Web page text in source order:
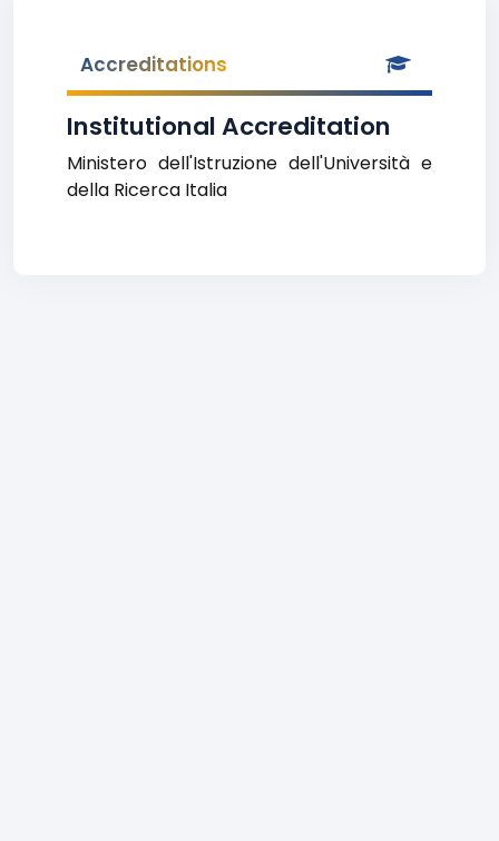
Accreditations
Institutional Accreditation
Ministero dell'Istruzione dell'Università e
della Ricerca Italia